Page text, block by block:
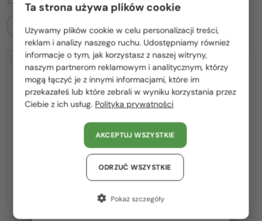
WSZYSTKIE PRODUKTY
2-4 DNI
Sončna očala
2-4 DNI
Cartier—Sončna očala
CT0545S Clash de Cartier - 002 - 58
6 666 PLN
Proszę wybierz z listy odpowiedni dla Ciebie kraj:
Polska / PL
România / RO
Magyarország / HU
United Arab Emirates / EN
Austria / AT
Niemcy / DE
Ta strona używa plików cookie
Używamy plików cookie w celu personalizacji treści,
reklam i analizy naszego ruchu. Udostępniamy również
informacje o tym, jak korzystasz z naszej witryny,
naszym partnerom reklamowym i analitycznym, którzy
mogą łączyć je z innymi informacjami, które im
przekazałeś lub które zebrali w wyniku korzystania przez
Ciebie z ich usług. Polityka prywatności
AKCEPTUJ WSZYSTKIE
ODRZUĆ WSZYSTKIE
Pokaż szczegóły